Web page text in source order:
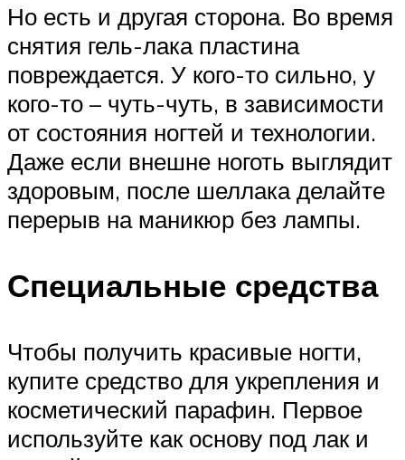
Но есть и другая сторона. Во время
снятия гель-лака пластина
повреждается. У кого-то сильно, у
кого-то – чуть-чуть, в зависимости
от состояния ногтей и технологии.
Даже если внешне ноготь выглядит
здоровым, после шеллака делайте
перерыв на маникюр без лампы.
Специальные средства
Чтобы получить красивые ногти,
купите средство для укрепления и
косметический парафин. Первое
используйте как основу под лак и